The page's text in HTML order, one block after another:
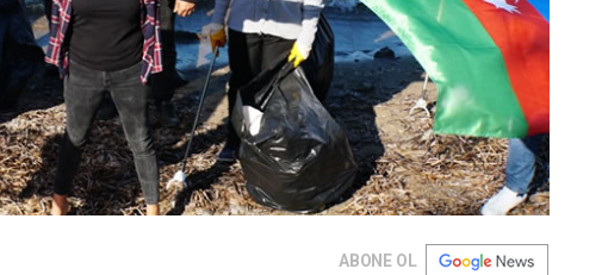
ABONE OL